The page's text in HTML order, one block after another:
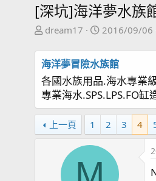
[深坑]海洋夢水族
主
發
起
人
dream17
開
日
期
2016/09/06
海洋夢冒險水族館
各國水族用品.海水專業
專業海水.SPS.LPS.FO
上一頁 1 2 3 4